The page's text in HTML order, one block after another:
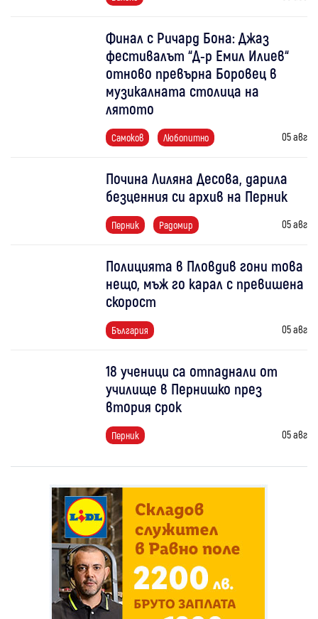
Финал с Ричард Бона: Джаз
фестивалът “Д-р Емил Илиев“
отново превърна Боровец в
музикалната столица на
лятото
Самоков Любопитно 05 авг
Почина Лиляна Десова, дарила
безценния си архив на Перник
Перник Радомир 05 авг
Полицията в Пловдив гони това
нещо, мъж го карал с превишена
скорост
България 05 авг
18 ученици са отпаднали от
училище в Пернишко през
втория срок
Перник 05 авг